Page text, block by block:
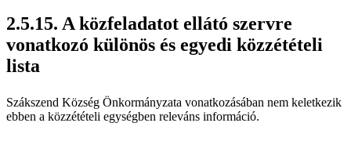
A közfeladatot ellátó szervre
vonatkozó különös és egyedi közzétételi
lista
Szákszend Község Önkormányzata vonatkozásában nem keletkezik
ebben a közzétételi egységben releváns információ.